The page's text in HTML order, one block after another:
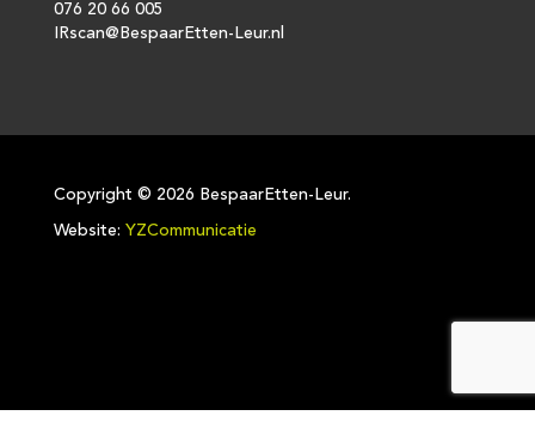
076 20 66 005
IRscan@BespaarEtten-Leur.nl
Copyright © 2026 BespaarEtten-Leur.
Website: YZCommunicatie